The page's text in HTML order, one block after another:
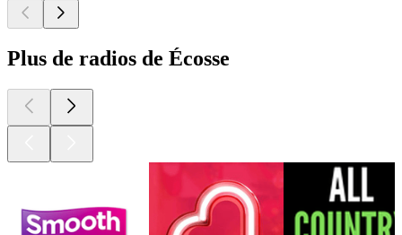
Plus de radios de Écosse